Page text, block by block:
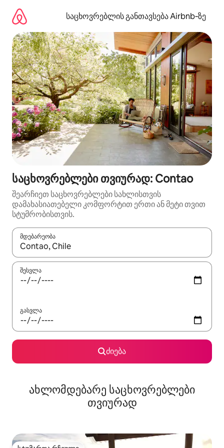
გადასვლა
საცხოვრებლის განთავსება Airbnb‑ზე
საცხოვრებლები თვიურად: Contao
შეარჩიეთ საცხოვრებლები სახლისთვის
დამახასიათებელი კომფორტით ერთი ან მეტი თვით
სტუმრობისთვის.
მდებარეობა
როცა შედეგები ხელმისაწვდომი გახდება, ნავიგაციისთვის
შესვლა
გასვლა
ძიება
ახლომდებარე საცხოვრებლები
თვიურად